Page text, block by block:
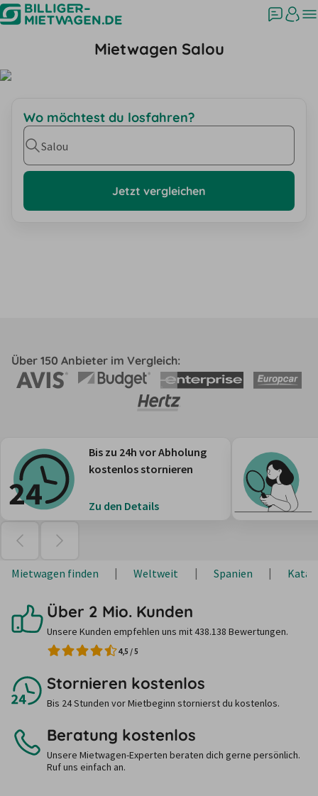
Mietwagen Salou
Wo möchtest du losfahren?
Salou
Jetzt vergleichen
Über 150 Anbieter im Vergleich:
Bis zu 24h vor Abholung
kostenlos stornieren
Zu den Details
Mietwagen finden Weltweit Spanien
Über 2 Mio. Kunden
Unsere Kunden empfehlen uns mit 438.138 Bewertungen.
4,5 /5
Stornieren kostenlos
Bis 24 Stunden vor Mietbeginn stornierst du kostenlos.
Beratung kostenlos
Unsere Mietwagen-Experten beraten dich gerne persönlich.
Ruf uns einfach an.